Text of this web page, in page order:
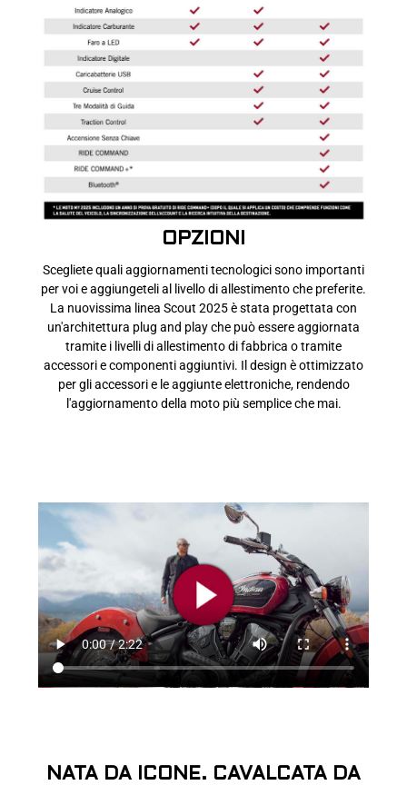
OPZIONI
Scegliete quali aggiornamenti tecnologici sono importanti
per voi e aggiungeteli al livello di allestimento che preferite.
La nuovissima linea Scout 2025 è stata progettata con
un'architettura plug and play che può essere aggiornata
tramite i livelli di allestimento di fabbrica o tramite
accessori e componenti aggiuntivi. Il design è ottimizzato
per gli accessori e le aggiunte elettroniche, rendendo
l'aggiornamento della moto più semplice che mai.
NATA DA ICONE. CAVALCATA DA